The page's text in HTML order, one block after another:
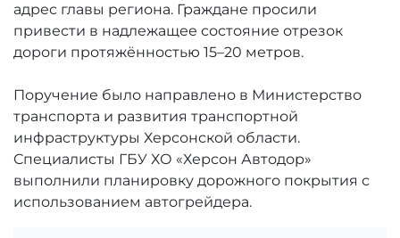
адрес главы региона. Граждане просили
привести в надлежащее состояние отрезок
дороги протяжённостью 15–20 метров.
Поручение было направлено в Министерство
транспорта и развития транспортной
инфраструктуры Херсонской области.
Специалисты ГБУ ХО «Херсон Автодор»
выполнили планировку дорожного покрытия с
использованием автогрейдера.